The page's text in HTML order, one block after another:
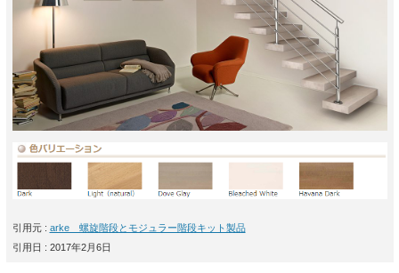
引用元 : arke 螺旋階段とモジュラー階段キット製品
引用日 : 2017年2月6日